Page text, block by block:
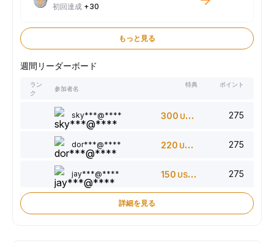
初回達成 +30
もっと見る
週間リーダーボード
ラン
ク
参加者名
特典 ポイント
sky***@**** 300 USDT 275
dor***@**** 220 USDT 275
jay***@**** 150 USDT 275
詳細を見る